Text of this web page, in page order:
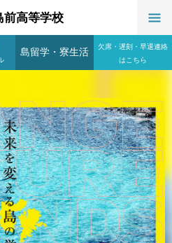
前高等学校
島留学 ・ 寮生活
欠席・遅刻・早退連絡
はこちら